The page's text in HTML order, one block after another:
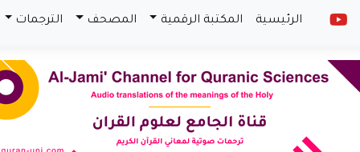
الرئيسية المكتبة الرقمية المصحف الترجمات